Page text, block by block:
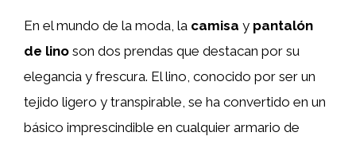
En el mundo de la moda, la camisa y pantalón
de lino son dos prendas que destacan por su
elegancia y frescura. El lino, conocido por ser un
tejido ligero y transpirable, se ha convertido en un
básico imprescindible en cualquier armario de